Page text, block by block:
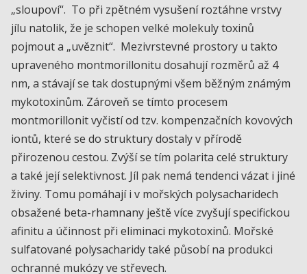
„sloupoví“. To při zpětném vysušení roztáhne vrstvy
jílu natolik, že je schopen velké molekuly toxinů
pojmout a „uvěznit“. Mezivrstevné prostory u takto
upraveného montmorillonitu dosahují rozměrů až 4
nm, a stávají se tak dostupnými všem běžným známým
mykotoxinům. Zároveň se tímto procesem
montmorillonit vyčistí od tzv. kompenzačních kovových
iontů, které se do struktury dostaly v přírodě
přirozenou cestou. Zvýší se tím polarita celé struktury
a také její selektivnost. Jíl pak nemá tendenci vázat i jiné
živiny. Tomu pomáhají i v mořských polysacharidech
obsažené beta-rhamnany ještě více zvyšují specifickou
afinitu a účinnost při eliminaci mykotoxinů. Mořské
sulfatované polysacharidy také působí na produkci
ochranné mukózy ve střevech.